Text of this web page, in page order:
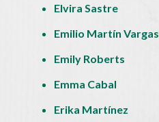
Elvira Sastre
Emilio Martín Vargas
Emily Roberts
Emma Cabal
Erika Martínez